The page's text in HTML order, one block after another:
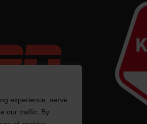
experience, serve
our traffic. By